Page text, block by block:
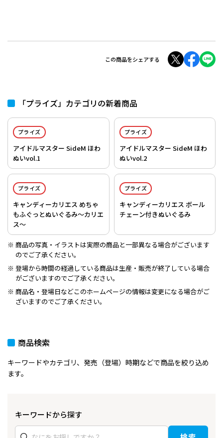
この商品をシェアする
「プライズ」カテゴリの新着商品
プライズ
アイドルマスター SideM ほわ
ぬいvol.1
プライズ
アイドルマスター SideM ほわ
ぬいvol.2
プライズ
キャンディーカリエス めちゃ
もふぐっとぬいぐるみ～カリエ
ス～
プライズ
キャンディーカリエス ボール
チェーン付きぬいぐるみ
商品の写真・イラストは実際の商品と一部異なる場合がございます
のでご了承ください。
登場から時間の経過している商品は生産・販売が終了している場合
がございますのでご了承ください。
商品名・登場日などこのホームページの情報は変更になる場合がご
ざいますのでご了承ください。
商品検索
キーワードやカテゴリ、発売（登場）時期などで商品を絞り込め
ます。
キーワードから探す